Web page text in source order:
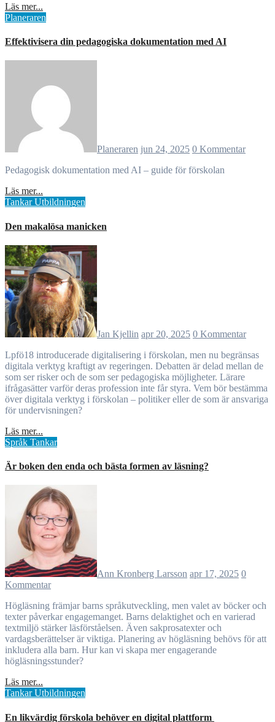
Läs mer...
Planeraren
Effektivisera din pedagogiska dokumentation med AI
Planeraren jun 24, 2025 0 Kommentar
Pedagogisk dokumentation med AI – guide för förskolan
Läs mer...
TankarUtbildningen
Den makalösa manicken
Jan Kjellin apr 20, 2025 0 Kommentar
Lpfö18 introducerade digitalisering i förskolan, men nu begränsas
digitala verktyg kraftigt av regeringen. Debatten är delad mellan de
som ser risker och de som ser pedagogiska möjligheter. Lärare
ifrågasätter varför deras profession inte får styra. Vem bör bestämma
över digitala verktyg i förskolan – politiker eller de som är ansvariga
för undervisningen?
Läs mer...
Språk Tankar
Är boken den enda och bästa formen av läsning?
Ann Kronberg Larsson apr 17, 2025 0
Kommentar
Högläsning främjar barns språkutveckling, men valet av böcker och
texter påverkar engagemanget. Barns delaktighet och en varierad
textmiljö stärker läsförståelsen. Även sakprosatexter och
vardagsberättelser är viktiga. Planering av högläsning behövs för att
inkludera alla barn. Hur kan vi skapa mer engagerande
högläsningsstunder?
Läs mer...
TankarUtbildningen
En likvärdig förskola behöver en digital plattform